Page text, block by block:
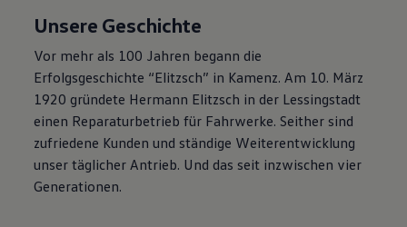
Unsere Geschichte
Vor mehr als 100 Jahren begann die
Erfolgsgeschichte “Elitzsch” in Kamenz. Am 10. März
1920 gründete Hermann Elitzsch in der Lessingstadt
einen Reparaturbetrieb für Fahrwerke. Seither sind
zufriedene Kunden und ständige Weiterentwicklung
unser täglicher Antrieb. Und das seit inzwischen vier
Generationen.